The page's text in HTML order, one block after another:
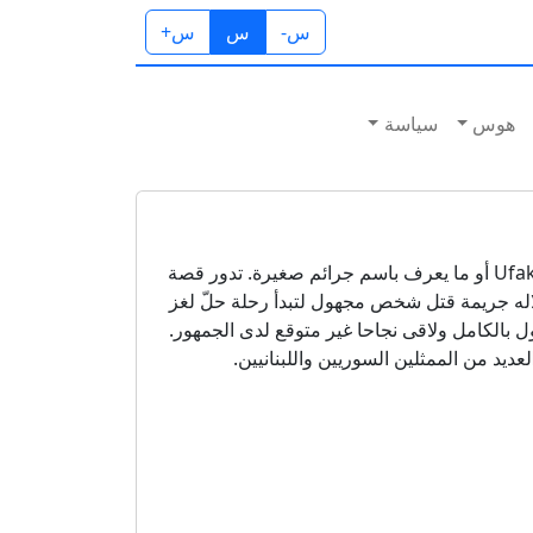
س- س س+
هوس سياسة
ستيلتو هو النسخة العربية من المسلسل التركي الأصلي Ufak Tefek Cinayetler أو ما يعرف باسم جرائم صغيرة. تدور قصة
جريمة قتل شخص مجهول لتبدأ رحلة حلّ لغز
ولاقى نجاحا غير متوقع لدى الجمهور.
من الممثلين السوريين واللبنانيين.